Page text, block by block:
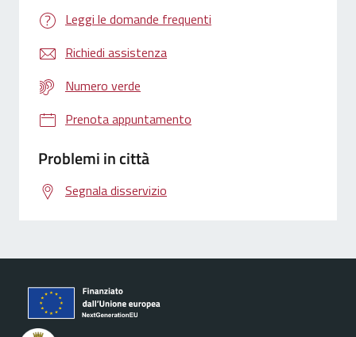
Leggi le domande frequenti
Richiedi assistenza
Numero verde
Prenota appuntamento
Problemi in città
Segnala disservizio